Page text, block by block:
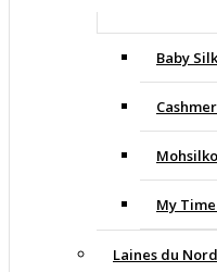
Baby
My
Laines du Nord